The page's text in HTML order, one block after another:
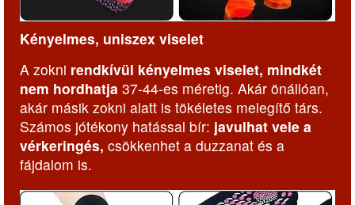
Kényelmes, uniszex viselet
A zokni rendkívül kényelmes viselet, mindkét
nem hordhatja 37-44-es méretig. Akár önállóan,
akár másik zokni alatt is tökéletes melegítő társ.
Számos jótékony hatással bír: javulhat vele a
vérkeringés, csökkenhet a duzzanat és a
fájdalom is.